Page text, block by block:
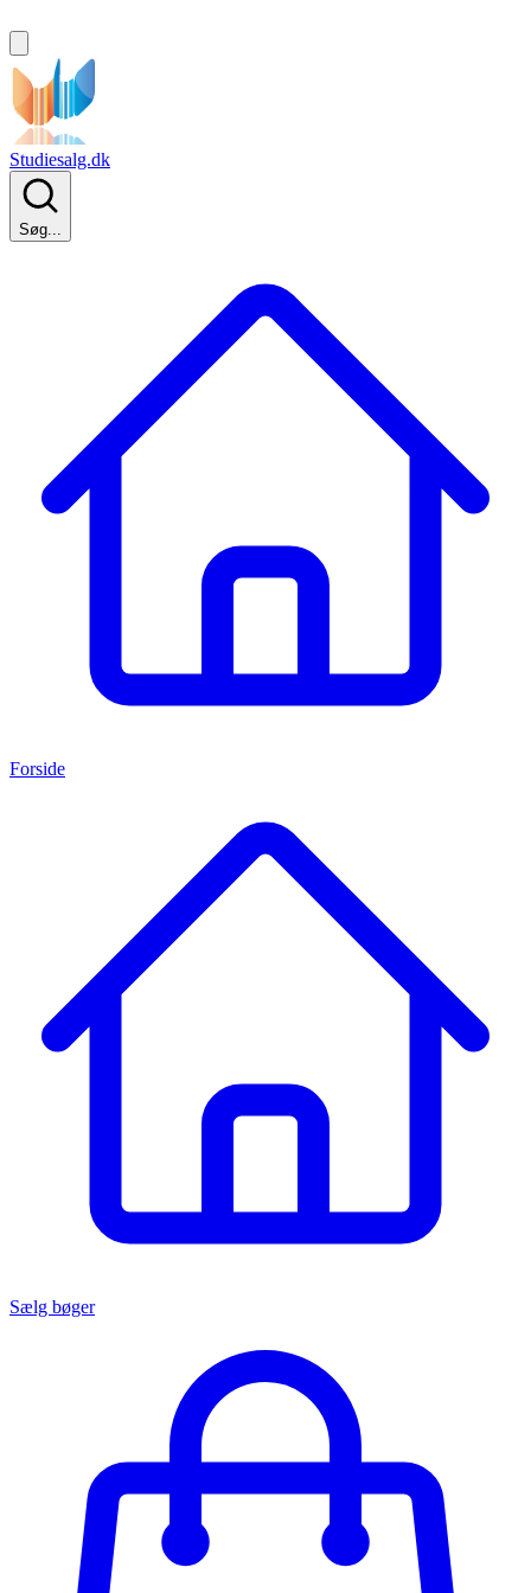
Studiesalg.dk
Søg...
Forside
Sælg bøger